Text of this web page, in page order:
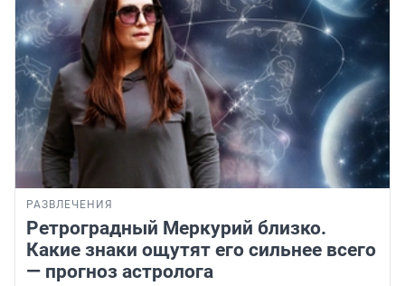
РАЗВЛЕЧЕНИЯ
Ретроградный Меркурий близко.
Какие знаки ощутят его сильнее всего
— прогноз астролога